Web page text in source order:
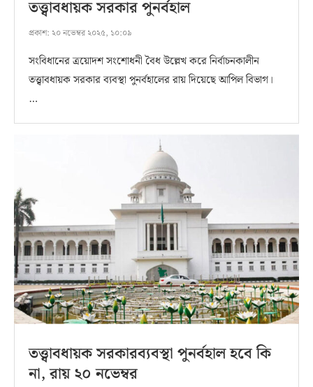
তত্ত্বাবধায়ক সরকার পুনর্বহাল
প্রকাশ: ২০ নভেম্বর ২০২৫, ১০:০৯
সংবিধানের ত্রয়োদশ সংশোধনী বৈধ উল্লেখ করে নির্বাচনকালীন
তত্ত্বাবধায়ক সরকার ব্যবস্থা পুনর্বহালের রায় দিয়েছে আপিল বিভাগ।
…
তত্ত্বাবধায়ক সরকারব্যবস্থা পুনর্বহাল হবে কি
না, রায় ২০ নভেম্বর